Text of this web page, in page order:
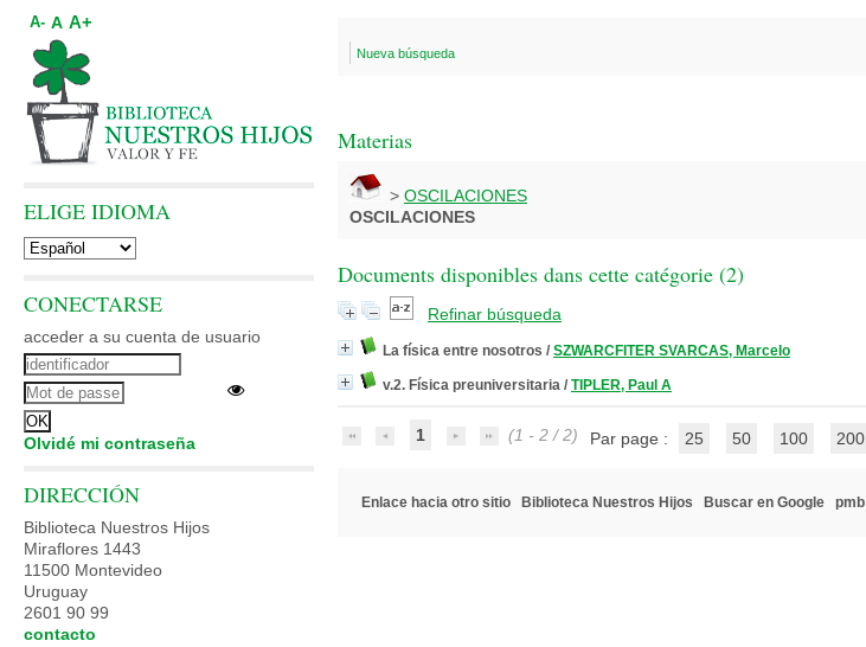
Nueva búsqueda
Materias
> OSCILACIONES
OSCILACIONES
Documents disponibles dans cette catégorie (2)
Refinar búsqueda
La física entre nosotros / SZWARCFITER SVARCAS, Marcelo
v.2. Física preuniversitaria / TIPLER, Paul A
1 (1 - 2 / 2) Par page : 25 50 100 200
Enlace hacia otro sitio Biblioteca Nuestros Hijos Buscar en Google pmb
A- A A+
ELIGE IDIOMA
CONECTARSE
acceder a su cuenta de usuario
Olvidé mi contraseña
DIRECCIÓN
Biblioteca Nuestros Hijos
Miraflores 1443
11500 Montevideo
Uruguay
2601 90 99
contacto